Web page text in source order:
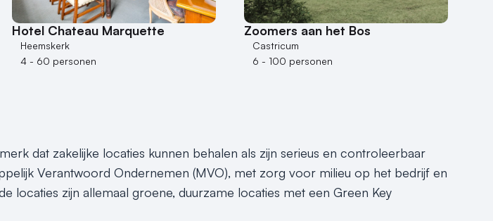
Hotel Chateau Marquette
Heemskerk
4 - 60 personen
Zoomers aan het Bos
Castricum
6 - 100 personen
dat zakelijke locaties kunnen behalen als zijn serieus en controleerbaar
Verantwoord Ondernemen (MVO), met zorg voor milieu op het bedrijf en
locaties zijn allemaal groene, duurzame locaties met een Green Key